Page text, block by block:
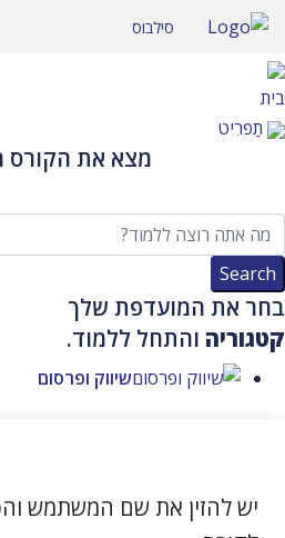
דלג
סילבוס
בית
תַפרִיט
מצא את הקורס
בחר את המועדפת שלך
קטגוריה והתחל ללמוד.
שיווק ופרסום
יש להזין את שם המשתמש